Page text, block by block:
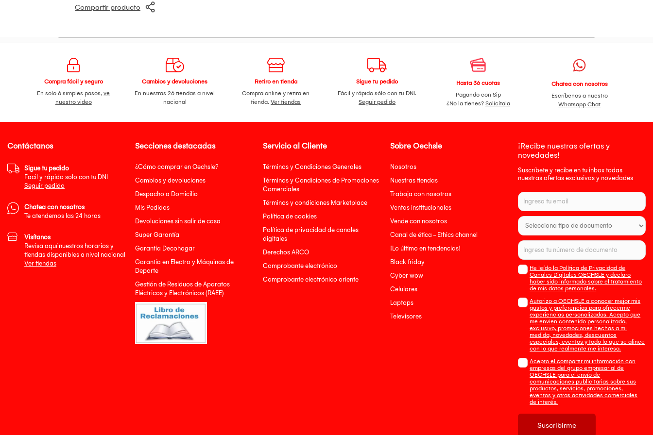
Compartir producto
Compra fácil y seguro
En solo 6 simples pasos,ve
nuestro video
Cambios y devoluciones
En nuestras 26 tiendas a nivel
nacional
Retiro en tienda
Compra online y retira en
tienda.Ver tiendas
Sigue tu pedido
Fácil y rápido sólo con tu DNI.
Seguir pedido
Hasta 36 cuotas
Pagando con Sip
¿No la tienes? Solicítala
Chatea con nosotros
Escríbenos a nuestro
Whatsapp Chat
Secciones destacadas
¿Cómo comprar en Oechsle?
Cambios y devoluciones
Despacho a Domicilio
Mis Pedidos
Devoluciones sin salir de casa
Super Garantía
Garantía Decohogar
Garantía en Electro y Máquinas de
Deporte
Gestión de Residuos de Aparatos
Eléctricos y Electrónicos (RAEE)
Servicio al Cliente
Términos y Condiciones Generales
Términos y Condiciones de Promociones
Comerciales
Términos y condiciones Marketplace
Política de cookies
Política de privacidad de canales
digitales
Derechos ARCO
Comprobante electrónico
Comprobante electrónico oriente
Sobre Oechsle
Nosotros
Nuestras tiendas
Trabaja con nosotros
Ventas institucionales
Vende con nosotros
Canal de ética - Ethics channel
¡Lo último en tendencias!
Black friday
Cyber wow
Celulares
Laptops
Televisores
¡Recibe nuestras ofertas y
novedades!
Suscríbete y recibe en tu inbox todas
nuestras ofertas exclusivas y novedades
He leído la Política de Privacidad de
Canales Digitales OECHSLE y declaro
haber sido informado sobre el tratamiento
de mis datos personales.
Autorizo a OECHSLE a conocer mejor mis
gustos y preferencias para ofrecerme
experiencias personalizadas. Acepto que
me envien contenido personalizado,
exclusivo, promociones hechas a mi
medida, novedades, descuentos
especiales, eventos y todo lo que se alinee
con lo que realmente me interesa.
Acepto el compartir mi información con
empresas del grupo empresarial de
OECHSLE para el envío de
comunicaciones publicitarias sobre sus
productos, servicios, promociones,
eventos y otras actividades comerciales
de interés.
Suscribirme
Contáctanos
Sigue tu pedido
Facil y rápido solo con tu DNI
Seguir pedido
Chatea con nosotros
Te atendemos las 24 horas
Visítanos
Revisa aquí nuestros horarios y
tiendas disponibles a nivel nacional
Ver tiendas